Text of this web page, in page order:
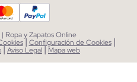
Ropa y Zapatos Online
| Configuración de Cookies |
|Aviso Legal| Mapa web